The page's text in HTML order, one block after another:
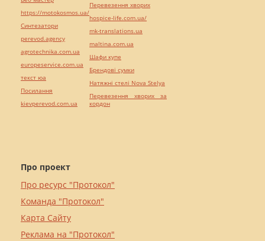
Про проект
Про ресурс "Протокол"
Команда "Протокол"
Карта Сайту
Реклама на "Протокол"
https://motokosmos.ua/
Синтезатори
perevod.agency
agrotechnika.com.ua
europeservice.com.ua
текст юа
Посилання
kievperevod.com.ua
Перевезення хворих
hospice-life.com.ua/
mk-translations.ua
maltina.com.ua
Шафи купе
Брендові сумки
Натяжні стелі Nova Stelya
Перевезення хворих за
кордон